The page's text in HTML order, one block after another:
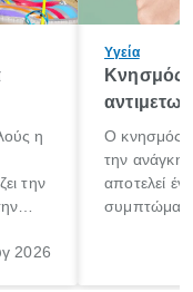
η
την
2026
Υγεία
Κνησμός:
Ο κνησμός
την ανάγκη
αποτελεί